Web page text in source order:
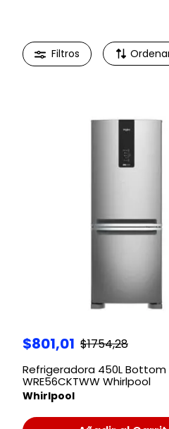
$801,01 $1754,28
Refrigeradora 450L Bottom
WRE56CKTWW Whirlpool
Whirlpool